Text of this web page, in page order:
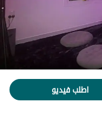
اطلب فيديو